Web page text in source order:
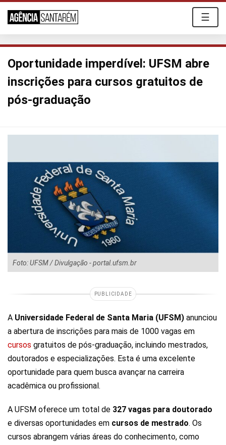
☰
Oportunidade imperdível: UFSM abre
inscrições para cursos gratuitos de
pós-graduação
Foto: UFSM / Divulgação - portal.ufsm.br
PUBLICIDADE
A Universidade Federal de Santa Maria (UFSM) anunciou
a abertura de inscrições para mais de 1000 vagas em
cursos gratuitos de pós-graduação, incluindo mestrados,
doutorados e especializações. Esta é uma excelente
oportunidade para quem busca avançar na carreira
acadêmica ou profissional.
A UFSM oferece um total de 327 vagas para doutorado
e diversas oportunidades em cursos de mestrado. Os
cursos abrangem várias áreas do conhecimento, como